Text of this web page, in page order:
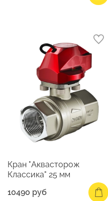
Кран "Аквасторож
Классика" 25 мм
10490 руб